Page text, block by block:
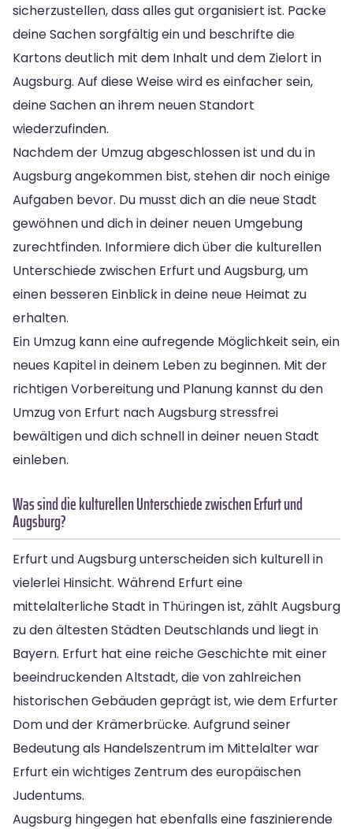
sicherzustellen, dass alles gut organisiert ist. Packe
deine Sachen sorgfältig ein und beschrifte die
Kartons deutlich mit dem Inhalt und dem Zielort in
Augsburg. Auf diese Weise wird es einfacher sein,
deine Sachen an ihrem neuen Standort
wiederzufinden.
Nachdem der Umzug abgeschlossen ist und du in
Augsburg angekommen bist, stehen dir noch einige
Aufgaben bevor. Du musst dich an die neue Stadt
gewöhnen und dich in deiner neuen Umgebung
zurechtfinden. Informiere dich über die kulturellen
Unterschiede zwischen Erfurt und Augsburg, um
einen besseren Einblick in deine neue Heimat zu
erhalten.
Ein Umzug kann eine aufregende Möglichkeit sein, ein
neues Kapitel in deinem Leben zu beginnen. Mit der
richtigen Vorbereitung und Planung kannst du den
Umzug von Erfurt nach Augsburg stressfrei
bewältigen und dich schnell in deiner neuen Stadt
einleben.
Was sind die kulturellen Unterschiede zwischen Erfurt und
Augsburg?
Erfurt und Augsburg unterscheiden sich kulturell in
vielerlei Hinsicht. Während Erfurt eine
mittelalterliche Stadt in Thüringen ist, zählt Augsburg
zu den ältesten Städten Deutschlands und liegt in
Bayern. Erfurt hat eine reiche Geschichte mit einer
beeindruckenden Altstadt, die von zahlreichen
historischen Gebäuden geprägt ist, wie dem Erfurter
Dom und der Krämerbrücke. Aufgrund seiner
Bedeutung als Handelszentrum im Mittelalter war
Erfurt ein wichtiges Zentrum des europäischen
Judentums.
Augsburg hingegen hat ebenfalls eine faszinierende